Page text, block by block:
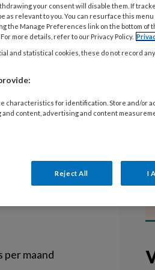
De
waaronder
dinsdag
woensdag
het
per maand
your consent will disable them. If
as relevant to you. You can resurface this
the Manage Preferences link on the bottom of
more details, refer to our Privacy Policy.
and statistical cookies, these do not record
characteristics for identification. Store and/or
content, advertising and content
Reject All I